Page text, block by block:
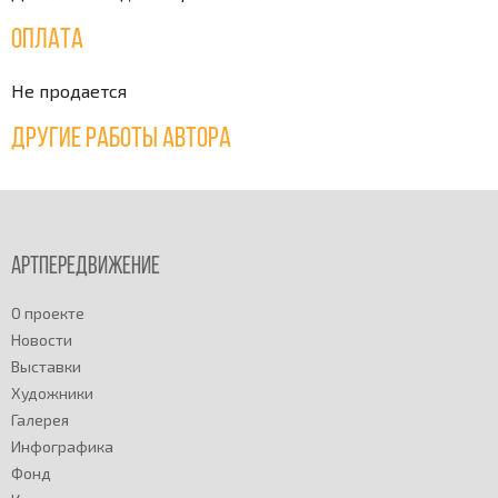
Оплата
Не продается
Другие работы автора
Артпередвижение
О проекте
Новости
Выставки
Художники
Галерея
Инфографика
Фонд